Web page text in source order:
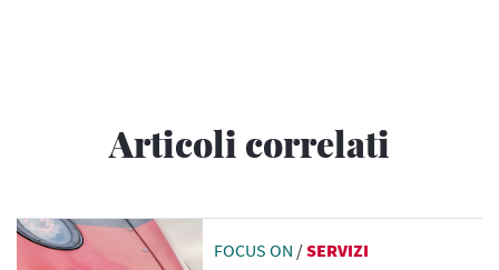
Articoli correlati
FOCUS ON /SERVIZI